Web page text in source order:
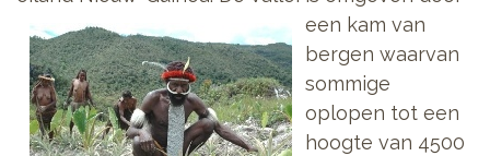
een kam van
bergen waarvan
sommige
oplopen tot een
hoogte van 4500